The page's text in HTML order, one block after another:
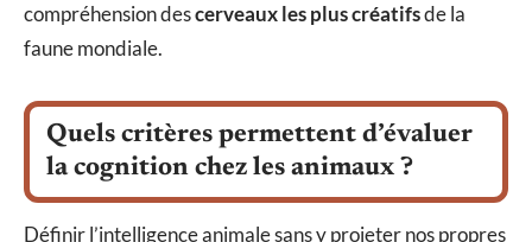
compréhension descerveaux les plus créatifsde la
faune mondiale.
Quels critères permettent d’évaluer
la cognition chez les animaux ?
Définir l’intelligence animale sans y projeter nos propres